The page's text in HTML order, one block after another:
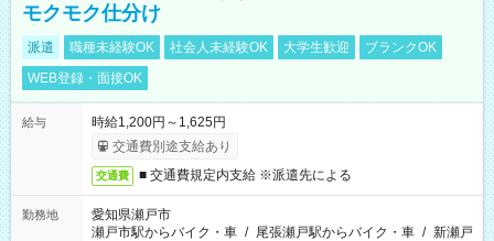
モクモク仕分け
派遣 職種未経験OK 社会人未経験OK 大学生歓迎
ブランクOK
WEB登録・面接OK
給与
時給1,200円～1,625円
交通費別途支給あり
交通費 ■ 交通費規定内支給 ※派遣先による
勤務地
愛知県瀬戸市
瀬戸市駅からバイク・車 / 尾張瀬戸駅からバイク・車 / 新瀬戸